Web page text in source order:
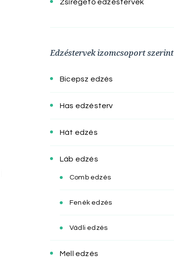
Zsírégető edzéstervek
Edzéstervek izomcsoport szerint
Bicepsz edzés
Has edzésterv
Hát edzés
Láb edzés
Comb edzés
Fenék edzés
Vádli edzés
Mell edzés